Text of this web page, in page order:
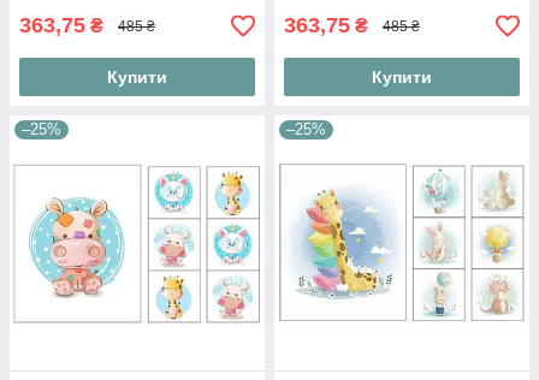
363,75 ₴ 485 ₴
Купити
363,75 ₴ 485 ₴
Купити
–25% –25%